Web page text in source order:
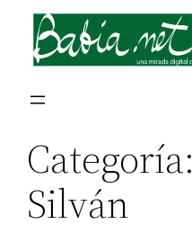
Saltar
contenido
Categoría:
Silván